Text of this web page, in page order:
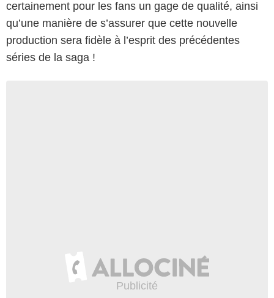
certainement pour les fans un gage de qualité, ainsi
qu’une manière de s’assurer que cette nouvelle
production sera fidèle à l’esprit des précédentes
séries de la saga !